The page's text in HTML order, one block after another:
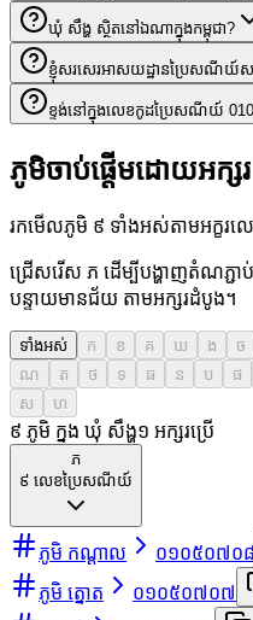
ឃុំ សឹង្ហ ស្ថិតនៅឯណាក្នុងកម្ពុជា?
ខ្ញុំសរសេរអាសយដ្ឋានប្រៃសណីយ៍ស
ខ្ទង់នៅក្នុងលេខកូដប្រៃសណីយ៍
ភូមិចាប់ផ្តើមដោយអក្ស
រកមើលភូមិ ៩ ទាំងអស់តាមអក្ខរល
ជ្រើសរើស ភ ដើម្បីបង្ហាញតំណភ្ជ
បន្ទាយមានជ័យ តាមអក្សរដំបូង។
ទាំងអស់ ក ខ គ ឃ ង ច
ណ
ត ថ ទ ធ ន ប ផ
ស
ហ
៩ ភូមិ ក្នុង ឃុំ សឹង្ហ១ អក្សរប្រើ
ភ
៩ លេខប្រៃសណីយ៍
ភូមិ កណ្ដាល
០១០៥០៧០៨
ភូមិ ត្នោត
០១០៥០៧០៧